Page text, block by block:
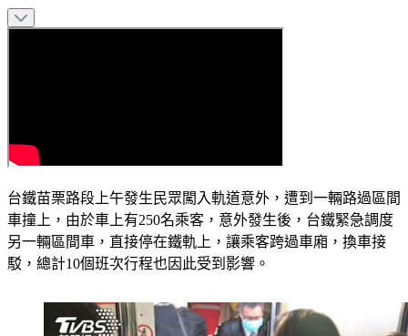
台鐵苗栗路段上午發生民眾闖入軌道意外，遭到一輛路過區間
車撞上，由於車上有250名乘客，意外發生後，台鐵緊急調度
另一輛區間車，直接停在鐵軌上，讓乘客跨過車廂，換車接
駁，總計10個班次行程也因此受到影響。